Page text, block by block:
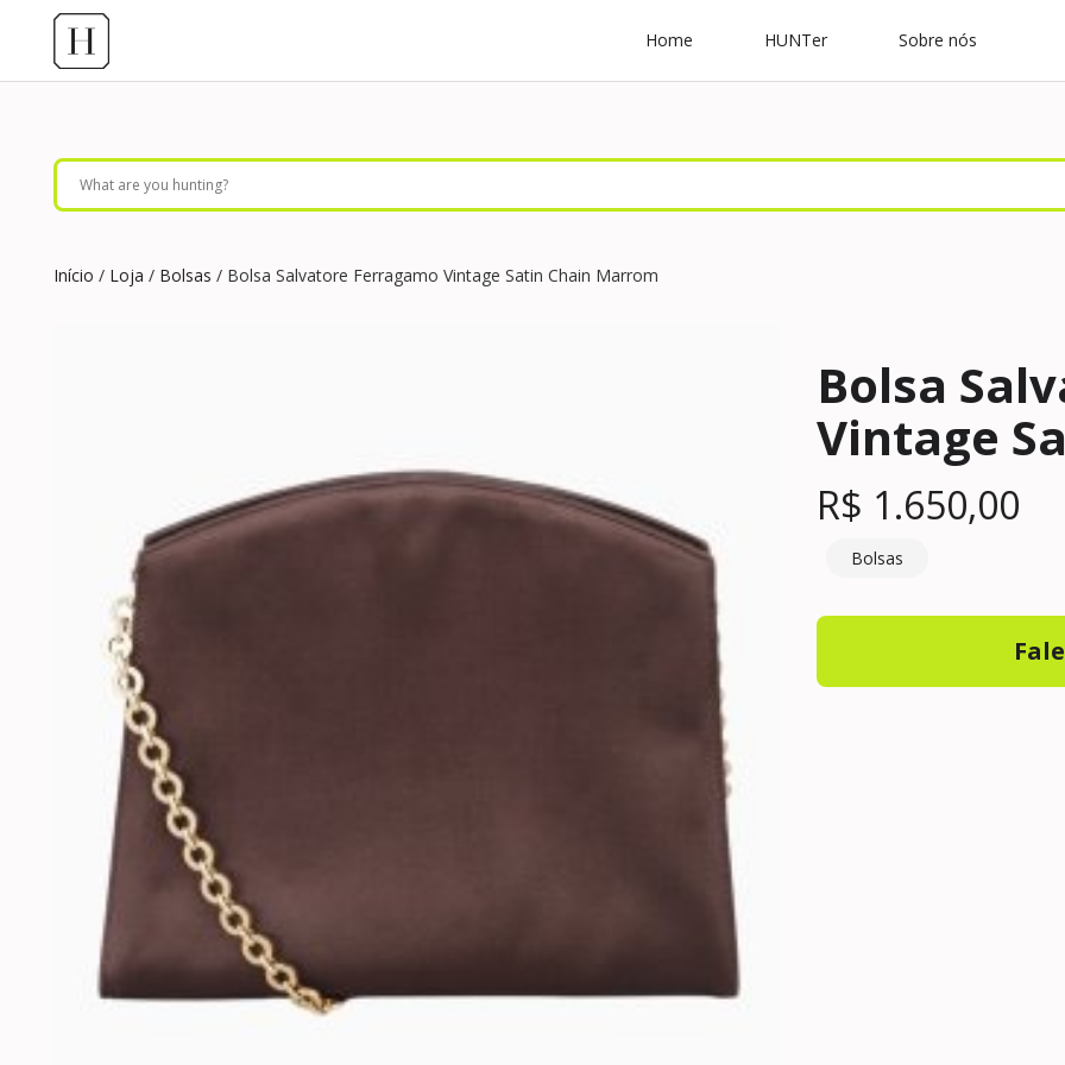
Home HUNTer Sobre nós
Início / Loja / Bolsas / Bolsa Salvatore Ferragamo Vintage Satin Chain Marrom
Bolsa
Vintage
R$ 1.650,00
Bolsas